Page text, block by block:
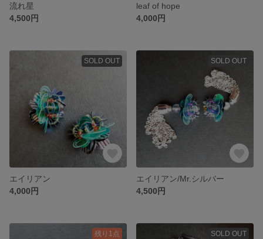
流れ星
4,500円
leaf of hope
4,000円
SOLD OUT
エイリアン
4,000円
SOLD OUT
エイリアン/Mr.シルバー
4,500円
残り1点 SOLD OUT